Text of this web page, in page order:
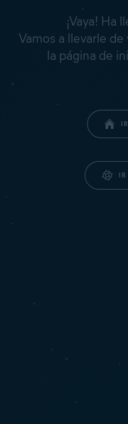
¡Vaya! Ha
Vamos a llevarle
la página de
IR